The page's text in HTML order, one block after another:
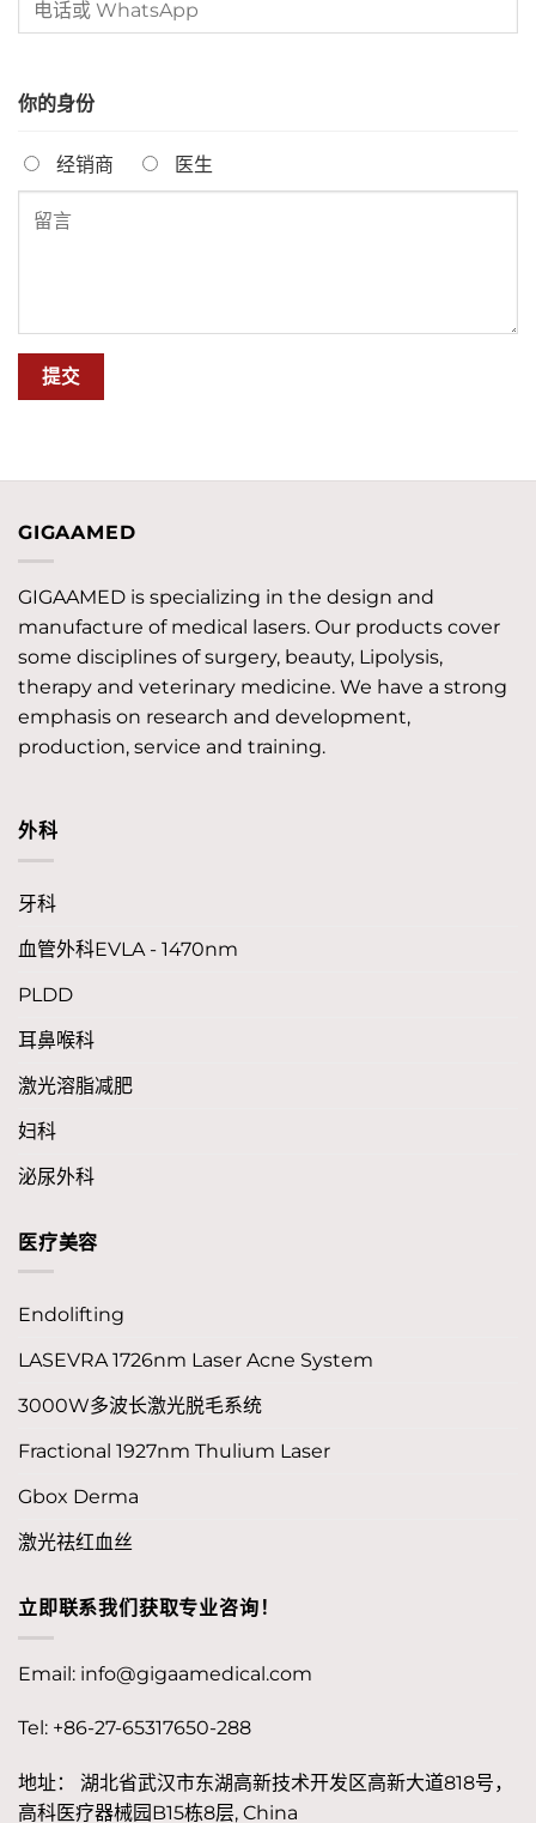
你的身份
经销商 医生
GIGAAMED
GIGAAMED is specializing in the design and
manufacture of medical lasers. Our products cover
some disciplines of surgery, beauty, Lipolysis,
therapy and veterinary medicine. We have a strong
emphasis on research and development,
production, service and training.
外科
牙科
血管外科EVLA - 1470nm
PLDD
耳鼻喉科
激光溶脂减肥
妇科
泌尿外科
医疗美容
Endolifting
LASEVRA 1726nm Laser Acne System
3000W多波长激光脱毛系统
Fractional 1927nm Thulium Laser
Gbox Derma
激光祛红血丝
立即联系我们获取专业咨询！
Email: info@gigaamedical.com
Tel: +86-27-65317650-288
地址： 湖北省武汉市东湖高新技术开发区高新大道818号，
高科医疗器械园B15栋8层, China